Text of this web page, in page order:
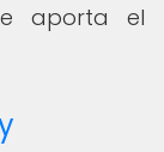
aporta el